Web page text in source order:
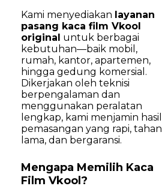
Kami menyediakan layanan
pasang kaca film Vkool
original untuk berbagai
kebutuhan—baik mobil,
rumah, kantor, apartemen,
hingga gedung komersial.
Dikerjakan oleh teknisi
berpengalaman dan
menggunakan peralatan
lengkap, kami menjamin hasil
pemasangan yang rapi, tahan
lama, dan bergaransi.
Mengapa Memilih Kaca
Film Vkool?